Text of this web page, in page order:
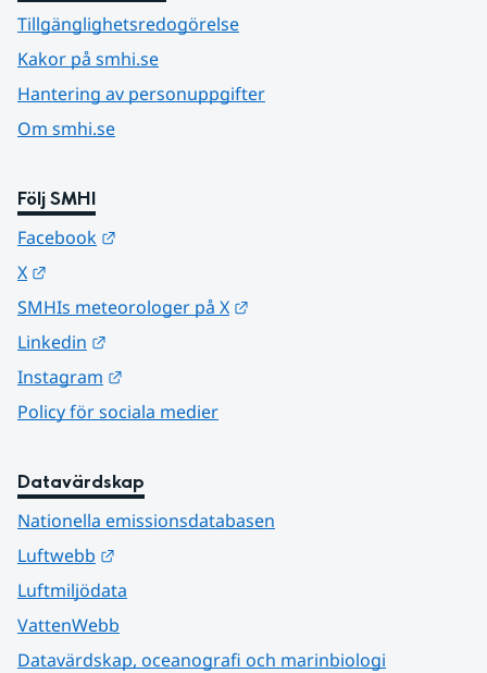
Tillgänglighetsredogörelse
Kakor på smhi.se
Hantering av personuppgifter
Om smhi.se
Följ SMHI
Facebook
X
SMHIs meteorologer på X
Linkedin
Instagram
Policy för sociala medier
Datavärdskap
Nationella emissionsdatabasen
Luftwebb
Luftmiljödata
VattenWebb
Datavärdskap, oceanografi och marinbiologi